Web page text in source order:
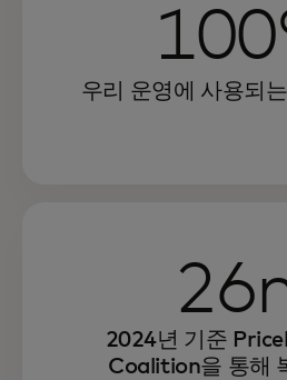
Mastercard는 환경과 관
전략을 통해 효율성을 높
강화하며 성장 가능성을
우리 운영에 사용되
2024년 기준
Coalition을 통해